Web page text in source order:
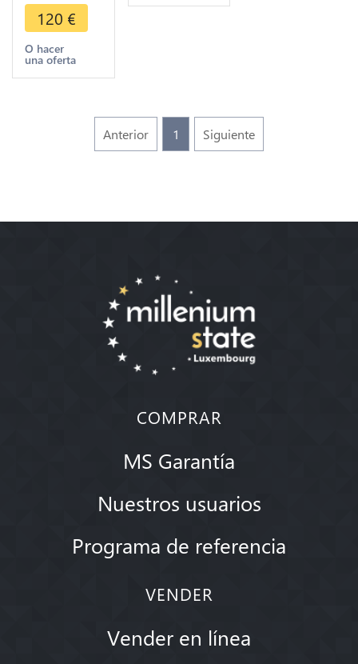
de Face K
couronne
de laurI
482-565 B
120 €
O hacer
una oferta
Anterior 1 Siguiente
COMPRAR
MS Garantía
Nuestros usuarios
Programa de referencia
VENDER
Vender en línea